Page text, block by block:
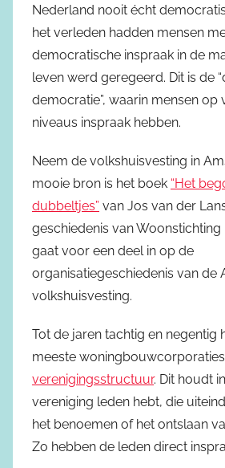
Nederland nooit écht
het verleden hadden mensen
democratische inspraak in de
leven werd geregeerd. Dit is de
democratie”, waarin mensen op
niveaus inspraak hebben.
Neem de volkshuisvesting in
mooie bron is het boek “Het
dubbeltjes” van Jos van der
geschiedenis van Woonstichting
gaat voor een deel in op de
organisatiegeschiedenis van de
volkshuisvesting.
Tot de jaren tachtig en negentig
meeste
verenigingsstructuur. Dit houdt
vereniging leden hebt, die
het benoemen of het ontslaan
Zo hebben de leden direct